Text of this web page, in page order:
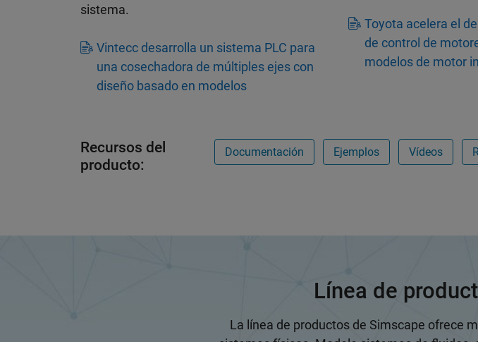
sistema.
Vintecc desarrolla un sistema PLC para
una cosechadora de múltiples ejes con
diseño basado en modelos
Toyota acelera el
de control de
modelos de motor
Recursos del
producto:
Documentación Ejemplos Vídeos
Línea de
La línea de productos de Simscape ofrece